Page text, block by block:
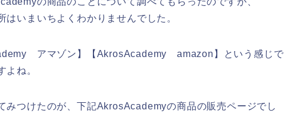
いまいちよくわかりませんでした。
アマゾン】【AkrosAcademy amazon】という感じで
よね。
みつけたのが、下記AkrosAcademyの商品の販売ページでし